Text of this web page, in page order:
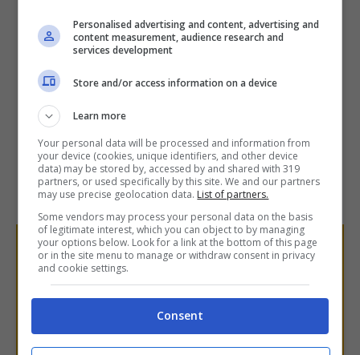
Personalised advertising and content, advertising and
content measurement, audience research and
services development
Store and/or access information on a device
Learn more
Your personal data will be processed and information from
your device (cookies, unique identifiers, and other device
data) may be stored by, accessed by and shared with 319
partners, or used specifically by this site. We and our partners
may use precise geolocation data. List of partners.
Some vendors may process your personal data on the basis
of legitimate interest, which you can object to by managing
your options below. Look for a link at the bottom of this page
or in the site menu to manage or withdraw consent in privacy
and cookie settings.
Consent